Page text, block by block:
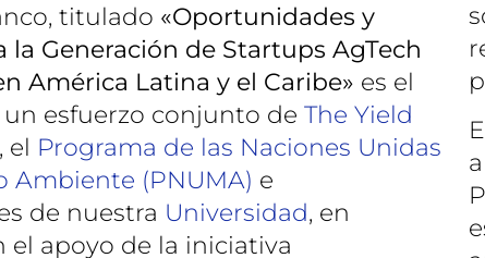
titulado «Oportunidades y
la Generación de Startups AgTech
América Latina y el Caribe» es el
esfuerzo conjunto de The Yield
, el Programa de las Naciones Unidas
Ambiente (PNUMA) e
de nuestra Universidad, en
el apoyo de la iniciativa